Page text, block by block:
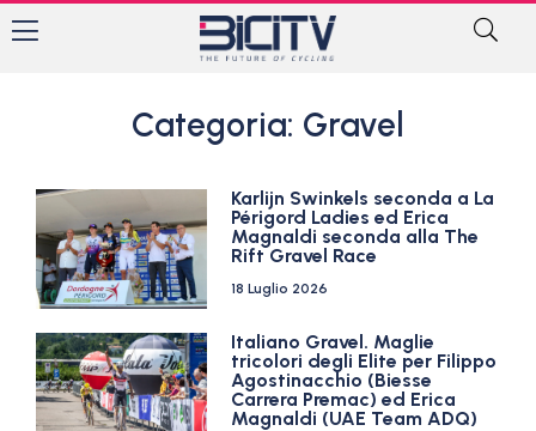
Categoria: Gravel
Karlijn Swinkels seconda a La
Périgord Ladies ed Erica
Magnaldi seconda alla The
Rift Gravel Race
18 Luglio 2026
Italiano Gravel. Maglie
tricolori degli Elite per Filippo
Agostinacchio (Biesse
Carrera Premac) ed Erica
Magnaldi (UAE Team ADQ)